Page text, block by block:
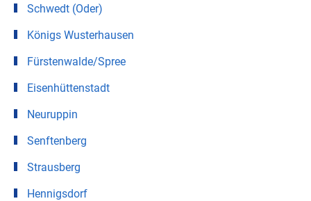
Schwedt (Oder)
Königs Wusterhausen
Fürstenwalde/Spree
Eisenhüttenstadt
Neuruppin
Senftenberg
Strausberg
Hennigsdorf